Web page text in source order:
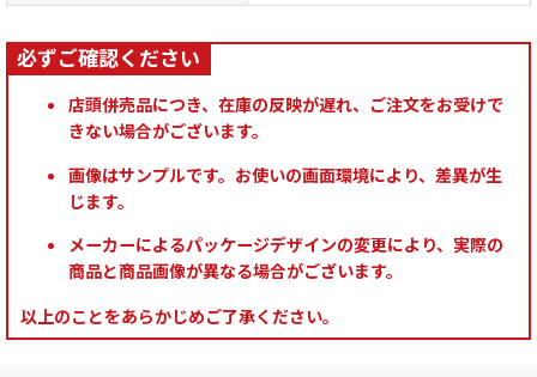
店頭併売品につき、在庫の反映が遅れ、ご注文をお受けで
きない場合がございます。
画像はサンプルです。お使いの画面環境により、差異が生
じます。
メーカーによるパッケージデザインの変更により、実際の
商品と商品画像が異なる場合がございます。
以上のことをあらかじめご了承ください。